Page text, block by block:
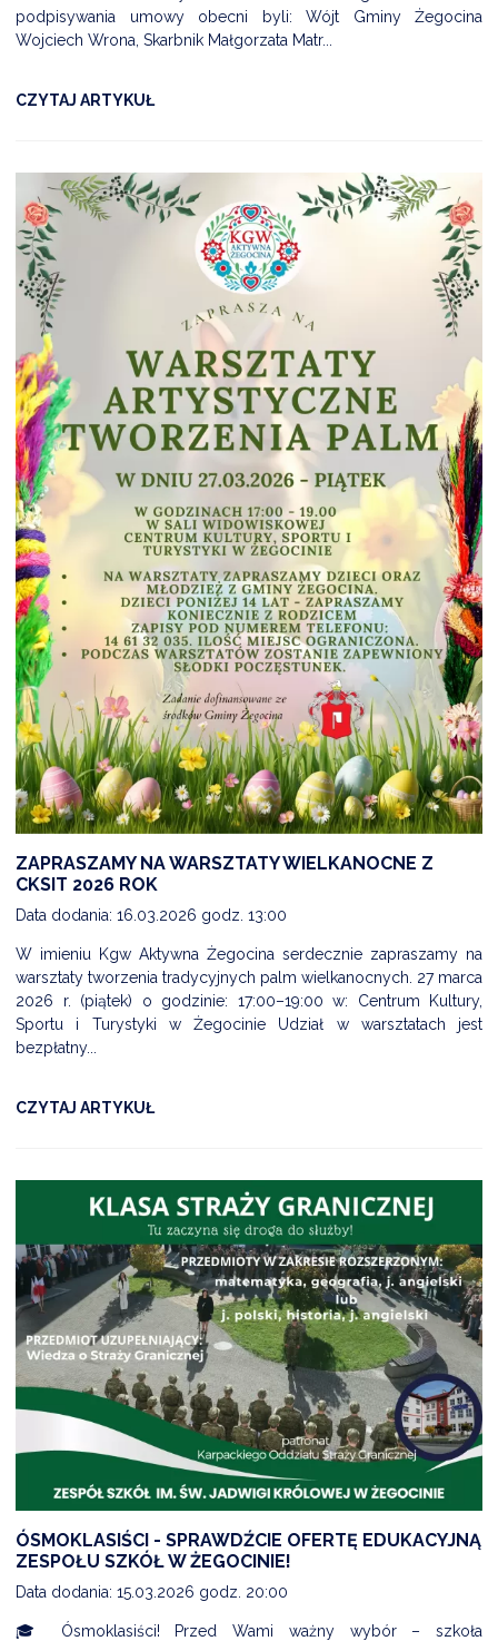
podpisywania umowy obecni byli: Wójt Gminy Żegocina
Wojciech Wrona, Skarbnik Małgorzata Matr...
CZYTAJ ARTYKUŁ
ZAPRASZAMY NA WARSZTATY WIELKANOCNE Z
CKSIT 2026 ROK
Data dodania: 16.03.2026 godz. 13:00
W imieniu Kgw Aktywna Żegocina serdecznie zapraszamy na
warsztaty tworzenia tradycyjnych palm wielkanocnych. 27 marca
2026 r. (piątek) o godzinie: 17:00–19:00 w: Centrum Kultury,
Sportu i Turystyki w Żegocinie Udział w warsztatach jest
bezpłatny...
CZYTAJ ARTYKUŁ
ÓSMOKLASIŚCI - SPRAWDŹCIE OFERTĘ EDUKACYJNĄ
ZESPOŁU SZKÓŁ W ŻEGOCINIE!
Data dodania: 15.03.2026 godz. 20:00
🎓 Ósmoklasiści! Przed Wami ważny wybór – szkoła